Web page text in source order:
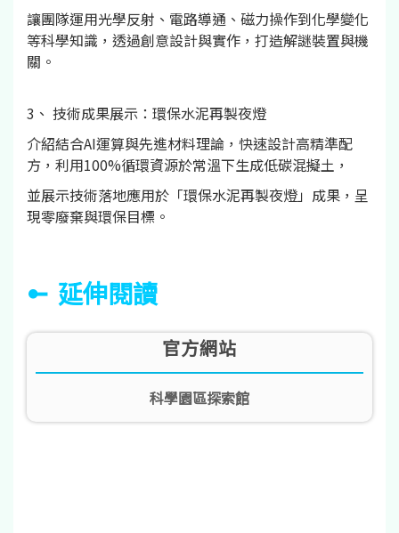
讓團隊運用光學反射、電路導通、磁力操作到化學變化
等科學知識，透過創意設計與實作，打造解謎裝置與機
關。
3、 技術成果展示：環保水泥再製夜燈
介紹結合AI運算與先進材料理論，快速設計高精準配
方，利用100%循環資源於常溫下生成低碳混擬土，
並展示技術落地應用於「環保水泥再製夜燈」成果，呈
現零廢棄與環保目標。
延伸閱讀
官方網站
科學園區探索館